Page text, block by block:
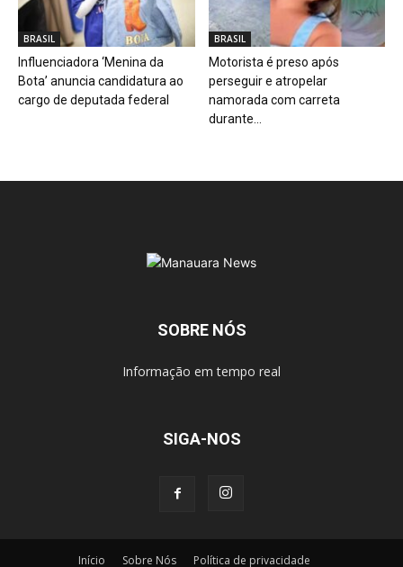
BRASIL
Influenciadora ‘Menina da
Bota’ anuncia candidatura ao
cargo de deputada federal
BRASIL
Motorista é preso após
perseguir e atropelar
namorada com carreta
durante...
SOBRE NÓS
Informação em tempo real
SIGA-NOS
Início Sobre Nós Política de privacidade